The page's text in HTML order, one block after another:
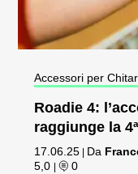
Accessori per
Roadie 4:
raggiunge la
17.06.25 Da
5,0
| 0